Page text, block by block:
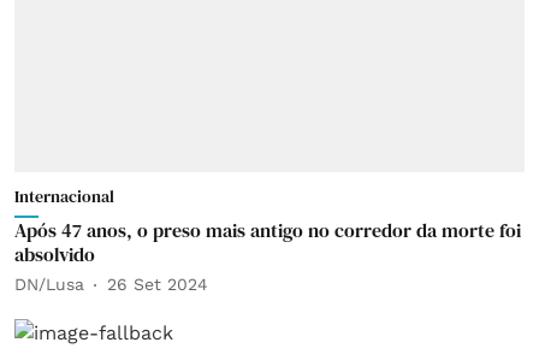
Internacional
Após 47 anos, o preso mais antigo no corredor da morte foi
absolvido
DN/Lusa 26 Set 2024